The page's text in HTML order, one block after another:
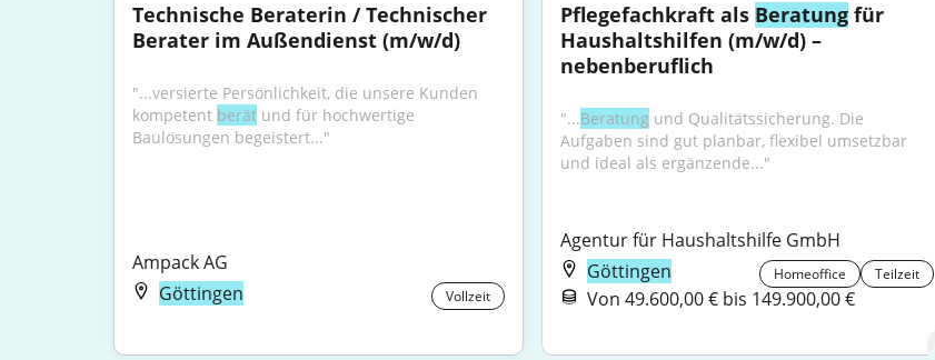
Technische Beraterin / Technischer
Berater im Außendienst (m/w/d)
"...versierte Persönlichkeit, die unsere Kunden
kompetent berät und für hochwertige
Baulösungen begeistert..."
Ampack AG
Göttingen
Vollzeit
Pflegefachkraft als Beratung für
Haushaltshilfen (m/w/d) –
nebenberuflich
"...Beratung und Qualitätssicherung. Die
Aufgaben sind gut planbar, flexibel umsetzbar
und ideal als ergänzende..."
Agentur für Haushaltshilfe GmbH
Göttingen
Homeoffice Teilzeit
Von 49.600,00 € bis 149.900,00 €